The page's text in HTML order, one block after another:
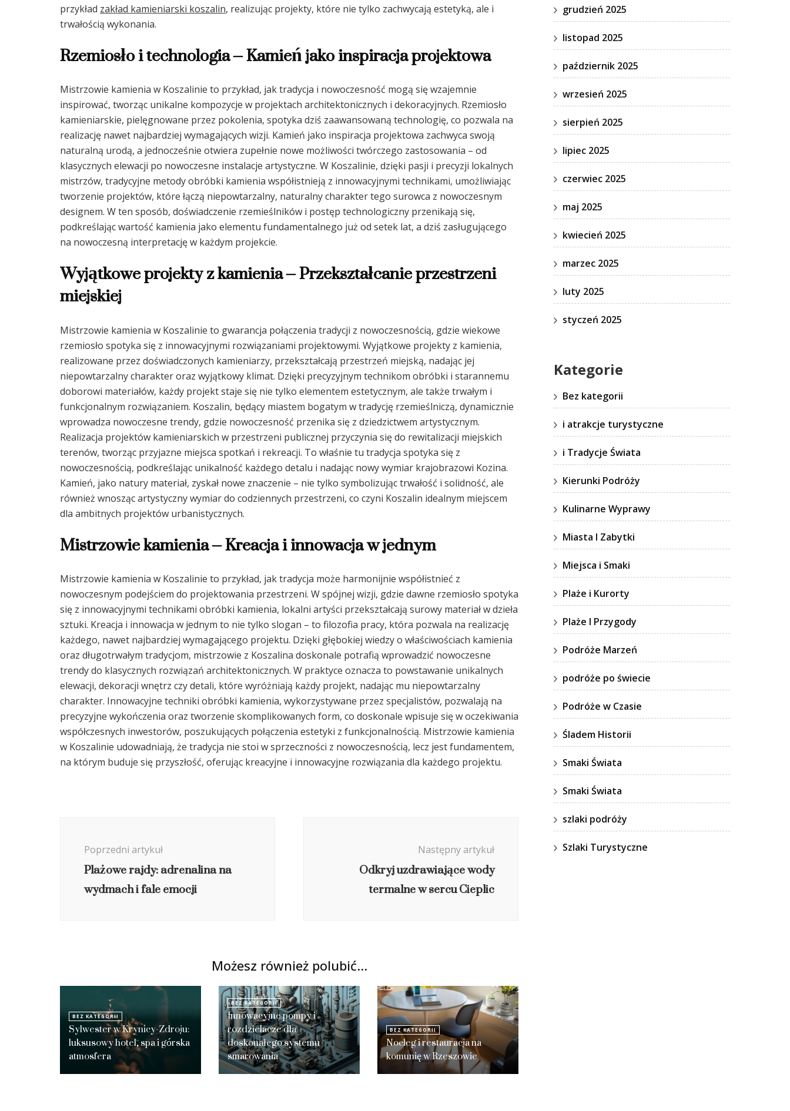
przykład zakład kamieniarski koszalin, realizując projekty, które nie tylko zachwycają estetyką, ale i
trwałością wykonania.
Rzemiosło i technologia – Kamień jako inspiracja projektowa
Mistrzowie kamienia w Koszalinie to przykład, jak tradycja i nowoczesność mogą się wzajemnie
inspirować, tworząc unikalne kompozycje w projektach architektonicznych i dekoracyjnych. Rzemiosło
kamieniarskie, pielęgnowane przez pokolenia, spotyka dziś zaawansowaną technologię, co pozwala na
realizację nawet najbardziej wymagających wizji. Kamień jako inspiracja projektowa zachwyca swoją
naturalną urodą, a jednocześnie otwiera zupełnie nowe możliwości twórczego zastosowania – od
klasycznych elewacji po nowoczesne instalacje artystyczne. W Koszalinie, dzięki pasji i precyzji lokalnych
mistrzów, tradycyjne metody obróbki kamienia współistnieją z innowacyjnymi technikami, umożliwiając
tworzenie projektów, które łączą niepowtarzalny, naturalny charakter tego surowca z nowoczesnym
designem. W ten sposób, doświadczenie rzemieślników i postęp technologiczny przenikają się,
podkreślając wartość kamienia jako elementu fundamentalnego już od setek lat, a dziś zasługującego
na nowoczesną interpretację w każdym projekcie.
Wyjątkowe projekty z kamienia – Przekształcanie przestrzeni
miejskiej
Mistrzowie kamienia w Koszalinie to gwarancja połączenia tradycji z nowoczesnością, gdzie wiekowe
rzemiosło spotyka się z innowacyjnymi rozwiązaniami projektowymi. Wyjątkowe projekty z kamienia,
realizowane przez doświadczonych kamieniarzy, przekształcają przestrzeń miejską, nadając jej
niepowtarzalny charakter oraz wyjątkowy klimat. Dzięki precyzyjnym technikom obróbki i starannemu
doborowi materiałów, każdy projekt staje się nie tylko elementem estetycznym, ale także trwałym i
funkcjonalnym rozwiązaniem. Koszalin, będący miastem bogatym w tradycję rzemieślniczą, dynamicznie
wprowadza nowoczesne trendy, gdzie nowoczesność przenika się z dziedzictwem artystycznym.
Realizacja projektów kamieniarskich w przestrzeni publicznej przyczynia się do rewitalizacji miejskich
terenów, tworząc przyjazne miejsca spotkań i rekreacji. To właśnie tu tradycja spotyka się z
nowoczesnością, podkreślając unikalność każdego detalu i nadając nowy wymiar krajobrazowi Kozina.
Kamień, jako natury materiał, zyskał nowe znaczenie – nie tylko symbolizując trwałość i solidność, ale
również wnosząc artystyczny wymiar do codziennych przestrzeni, co czyni Koszalin idealnym miejscem
dla ambitnych projektów urbanistycznych.
Mistrzowie kamienia – Kreacja i innowacja w jednym
Mistrzowie kamienia w Koszalinie to przykład, jak tradycja może harmonijnie współistnieć z
nowoczesnym podejściem do projektowania przestrzeni. W spójnej wizji, gdzie dawne rzemiosło spotyka
się z innowacyjnymi technikami obróbki kamienia, lokalni artyści przekształcają surowy materiał w dzieła
sztuki. Kreacja i innowacja w jednym to nie tylko slogan – to filozofia pracy, która pozwala na realizację
każdego, nawet najbardziej wymagającego projektu. Dzięki głębokiej wiedzy o właściwościach kamienia
oraz długotrwałym tradycjom, mistrzowie z Koszalina doskonale potrafią wprowadzić nowoczesne
trendy do klasycznych rozwiązań architektonicznych. W praktyce oznacza to powstawanie unikalnych
elewacji, dekoracji wnętrz czy detali, które wyróżniają każdy projekt, nadając mu niepowtarzalny
charakter. Innowacyjne techniki obróbki kamienia, wykorzystywane przez specjalistów, pozwalają na
precyzyjne wykończenia oraz tworzenie skomplikowanych form, co doskonale wpisuje się w oczekiwania
współczesnych inwestorów, poszukujących połączenia estetyki z funkcjonalnością. Mistrzowie kamienia
w Koszalinie udowadniają, że tradycja nie stoi w sprzeczności z nowoczesnością, lecz jest fundamentem,
na którym buduje się przyszłość, oferując kreacyjne i innowacyjne rozwiązania dla każdego projektu.
Poprzedni artykuł
Plażowe rajdy: adrenalina na
wydmach i fale emocji
Następny artykuł
Odkryj uzdrawiające wody
termalne w sercu Cieplic
Możesz również polubić…
BEZ KATEGORII
Sylwester w Krynicy-Zdroju:
luksusowy hotel, spa i górska
atmosfera
BEZ KATEGORII
Innowacyjne pompy i
rozdzielacze dla
doskonałego systemu
smarowania
BEZ KATEGORII
Nocleg i restauracja na
komunię w Rzeszowie
grudzień 2025
listopad 2025
październik 2025
wrzesień 2025
sierpień 2025
lipiec 2025
czerwiec 2025
maj 2025
kwiecień 2025
marzec 2025
luty 2025
styczeń 2025
Kategorie
Bez kategorii
i atrakcje turystyczne
i Tradycje Świata
Kierunki Podróży
Kulinarne Wyprawy
Miasta I Zabytki
Miejsca i Smaki
Plaże i Kurorty
Plaże I Przygody
Podróże Marzeń
podróże po świecie
Podróże w Czasie
Śladem Historii
Smaki Świata
Smaki Świata
szlaki podróży
Szlaki Turystyczne